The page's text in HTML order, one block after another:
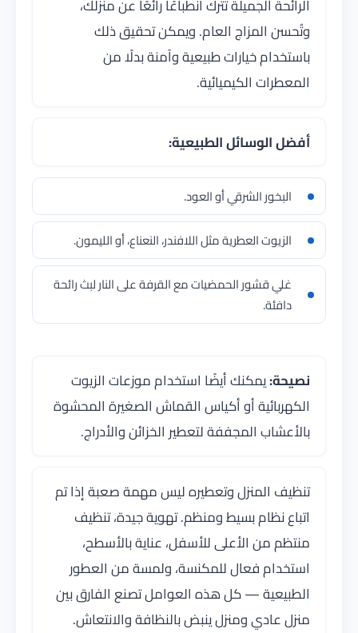
الرائحة الجميلة تترك انطباعًا رائعًا عن منزلك،
وتُحسن المزاج العام. ويمكن تحقيق ذلك
باستخدام خيارات طبيعية وآمنة بدلًا من
المعطرات الكيميائية.
أفضل الوسائل الطبيعية:
البخور الشرقي أو العود.
الزيوت العطرية مثل اللافندر، النعناع، أو الليمون.
غلي قشور الحمضيات مع القرفة على النار لبث رائحة
دافئة.
نصيحة:يمكنك أيضًا استخدام موزعات الزيوت
الكهربائية أو أكياس القماش الصغيرة المحشوة
بالأعشاب المجففة لتعطير الخزائن والأدراج.
تنظيف المنزل وتعطيره ليس مهمة صعبة إذا تم
اتباع نظام بسيط ومنظم. تهوية جيدة، تنظيف
منتظم من الأعلى للأسفل، عناية بالأسطح،
استخدام فعال للمكنسة، ولمسة من العطور
الطبيعية — كل هذه العوامل تصنع الفارق بين
منزل عادي ومنزل ينبض بالنظافة والانتعاش.